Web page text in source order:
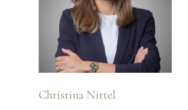
Christina Nittel